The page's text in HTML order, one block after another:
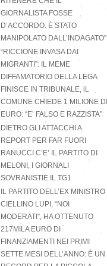
GIORNALISTA FOSSE
D’ACCORDO. È STATO
MANIPOLATO DALL’INDAGATO”
“RICCIONE INVASA DAI
MIGRANTI”: IL MEME
DIFFAMATORIO DELLA LEGA
FINISCE IN TRIBUNALE, iL
COMUNE CHIEDE 1 MILIONE DI
EURO: “E’ FALSO E RAZZISTA”
DIETRO GLI ATTACCHI A
REPORT PER FAR FUORI
RANUCCI C’E’ IL PARTITO DI
MELONI, I GIORNALI
SOVRANISTIE IL TG1
IL PARTITO DELL’EX MINISTRO
CIELLINO LUPI, “NOI
MODERATI”, HA OTTENUTO
217MILA EURO DI
FINANZIAMENTI NEI PRIMI
SETTE MESI DELL’ANNO: È UN